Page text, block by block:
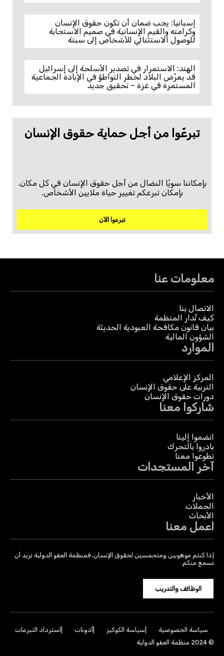
إسبانيا: يجب ضمان أن تكون حقوق الإنسان
وكرامته والقيم الإنسانية في صميم الاستجابة
للوصول الاستثنائي للأشخاص إلى سبتة
الهند: الاستمرار في تصدير الأسلحة إلى إسرائيل
قد يعرّض البلاد لخطر التواطؤ في الإبادة الجماعية
المستمرة في غزة – تحقيق جديد
تبرعّوا من أجل حماية حقوق الإنسان
بإمكاننا سويًا النضال من أجل حقوق الإنسان في كل مكان.
بإمكان تبرعكم تغيير حياة ملايين الأشخاص.
تبرعوا الآن
معلومات عنا
الاتصال بنا
كيف تُدار المنظمة
بيان قانون مكافحة العبودية الحديثة
الشؤون المالية
الموارد
المركز الإعلامي
التربية على حقوق الإنسان
دورات حقوق الإنسان
شاركوا معنا
انضموا إلينا
بادروا بالتحرك
تطوعوا معنا
آخر المستجدات
الأخبار
الحملات
الأبحاث
اعمل معنا
إذا كنتم موهوبين ومتحمسين لحقوق الإنسان، فمنظمة العفو الدولية تريد أن
تسمع منكم.
الوظائف والتدريب
سياسة الخصوصية سياسة الكوكيز أذونات
استرداد التبرعات
© 2024 منظمة العفو الدولية